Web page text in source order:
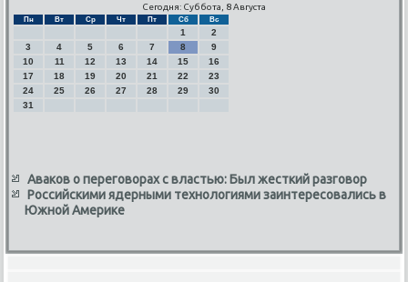
Сегодня: Суббота, 8 Августа
Пн Вт Ср Чт Пт Сб Вс
1
2
3
4 5 6 7 8
9
10
11 12 13 14 15
16
17
18 19 20 21 22
23
24
25 26 27 28 29
30
31
Аваков о переговорах с властью: Был жесткий разговор
Российскими ядерными технологиями заинтересовались в
Южной Америке